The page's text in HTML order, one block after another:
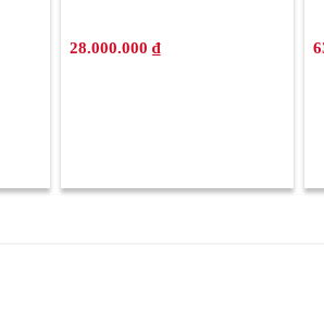
28.000.000 ₫